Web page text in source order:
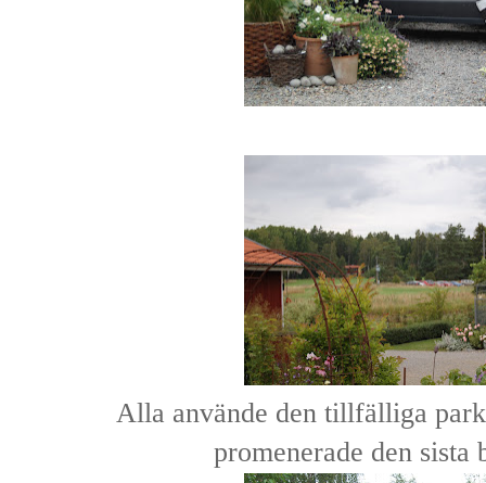
Alla använde den tillfälliga
promenerade den sista